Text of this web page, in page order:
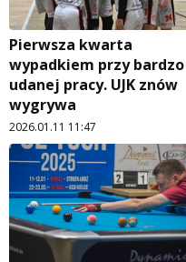
Pierwsza kwarta
wypadkiem przy bardzo
udanej pracy. UJK znów
wygrywa
2026.01.11 11:47